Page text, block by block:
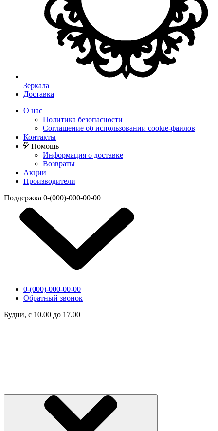
Зеркала
Доставка
О нас
Политика безопасности
Соглашение об использовании cookie-файлов
Контакты
Помощь
Информация о доставке
Возвраты
Акции
Производители
Поддержка 0-(000)-000-00-00
0-(000)-000-00-00
Обратный звонок
Будни, с 10.00 до 17.00